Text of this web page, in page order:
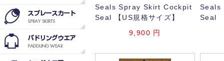
Seals Spray Skirt Cockpit
Seal 【US規格サイズ】
9,900 円
Seals
Seal